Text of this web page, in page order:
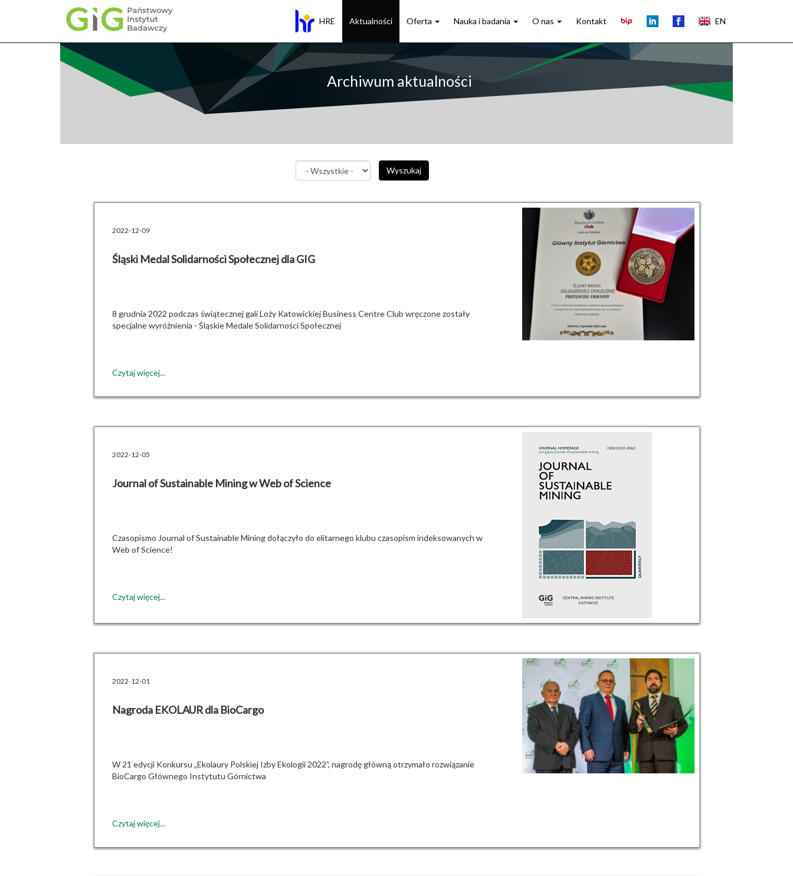
Przejdź
HRE Aktualności Oferta Nauka i badania O nas Kontakt EN
Archiwum aktualności
Wyszukaj
2022-12-09
Śląski Medal Solidarności Społecznej dla GIG
8 grudnia 2022 podczas świątecznej gali Loży Katowickiej Business Centre Club wręczone zostały
specjalne wyróżnienia - Śląskie Medale Solidarności Społecznej
Czytaj więcej...
2022-12-05
Journal of Sustainable Mining w Web of Science
Czasopismo Journal of Sustainable Mining dołączyło do elitarnego klubu czasopism indeksowanych w
Web of Science!
Czytaj więcej...
2022-12-01
Nagroda EKOLAUR dla BioCargo
W 21 edycji Konkursu „Ekolaury Polskiej Izby Ekologii 2022”, nagrodę główną otrzymało rozwiązanie
BioCargo Głównego Instytutu Górnictwa
Czytaj więcej...